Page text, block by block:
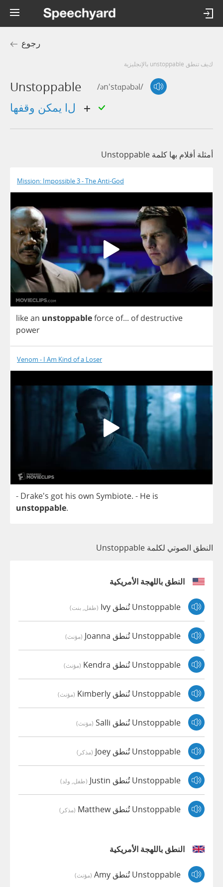
رجوع
كيف تنطق unstoppable بالإنجليزية
Unstoppable /ən'stɑpəbəl/
أمثلة أفلام بها كلمة Unstoppable
Mission: Impossible 3 - The Anti-God
likean unstoppableforce of... of destructive
power
Venom - I Am Kind of a Loser
- Drake's got his own Symbiote. - He is
unstoppable.
النطق الصوتي لكلمة Unstoppable
النطق باللهجة الأمريكية
Unstoppable تُنطق Ivy (طفل, بنت)
Unstoppable تُنطق Joanna (مؤنث)
Unstoppable تُنطق Kendra (مؤنث)
Unstoppable تُنطق Kimberly (مؤنث)
Unstoppable تُنطق Salli (مؤنث)
Unstoppable تُنطق Joey (مذكر)
Unstoppable تُنطق Justin (طفل, ولد)
Unstoppable تُنطق Matthew (مذكر)
النطق باللهجة الأمريكية
Unstoppable تُنطق Amy (مؤنث)